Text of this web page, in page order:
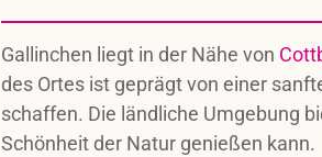
Gallinchen liegt in der Nähe von
des Ortes ist geprägt von einer
schaffen. Die ländliche Umgebung
Schönheit der Natur genießen kann.